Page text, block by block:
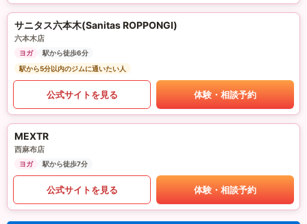
サニタス六本木(Sanitas ROPPONGI)
六本木店
ヨガ
駅から徒歩6分
駅から5分以内のジムに通いたい人
公式サイトを見る 体験・相談予約
MEXTR
西麻布店
ヨガ 駅から徒歩7分
公式サイトを見る 体験・相談予約